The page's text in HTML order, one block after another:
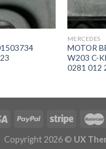
MERCEDES
MOTOR
W203 C-
0281 012
Copyright 2026 © UX